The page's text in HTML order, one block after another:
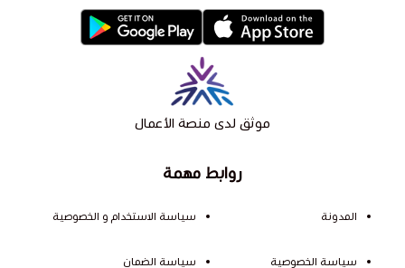
روابط مهمة
المدونة
سياسة الخصوصية
سياسة الاستخدام و الخصوصية
سياسة الضمان
موثق لدى منصة الأعمال